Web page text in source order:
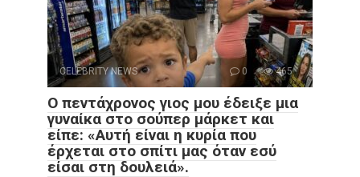
CELEBRITY NEWS 0 465
Ο πεντάχρονος γιος μου έδειξε μια
γυναίκα στο σούπερ μάρκετ και
είπε: «Αυτή είναι η κυρία που
έρχεται στο σπίτι μας όταν εσύ
είσαι στη δουλειά».